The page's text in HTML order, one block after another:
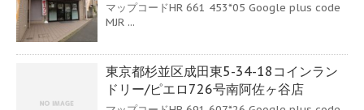
マップコードHR 661 453*05 Google plus code
MJR ...
東京都杉並区成田東5-34-18コインラン
ドリー/ピエロ726号南阿佐ヶ谷店